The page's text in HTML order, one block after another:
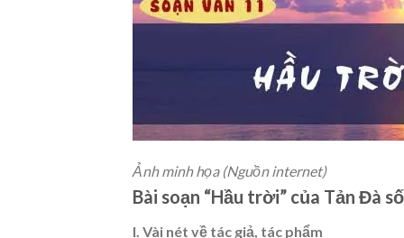
Ảnh minh họa (Nguồn internet)
Bài soạn “Hầu trời” của Tản Đà
I. Vài nét về tác giả, tác phẩm